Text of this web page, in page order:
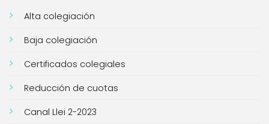
Alta colegiación
Baja colegiación
Certificados colegiales
Reducción de cuotas
Canal Llei 2-2023